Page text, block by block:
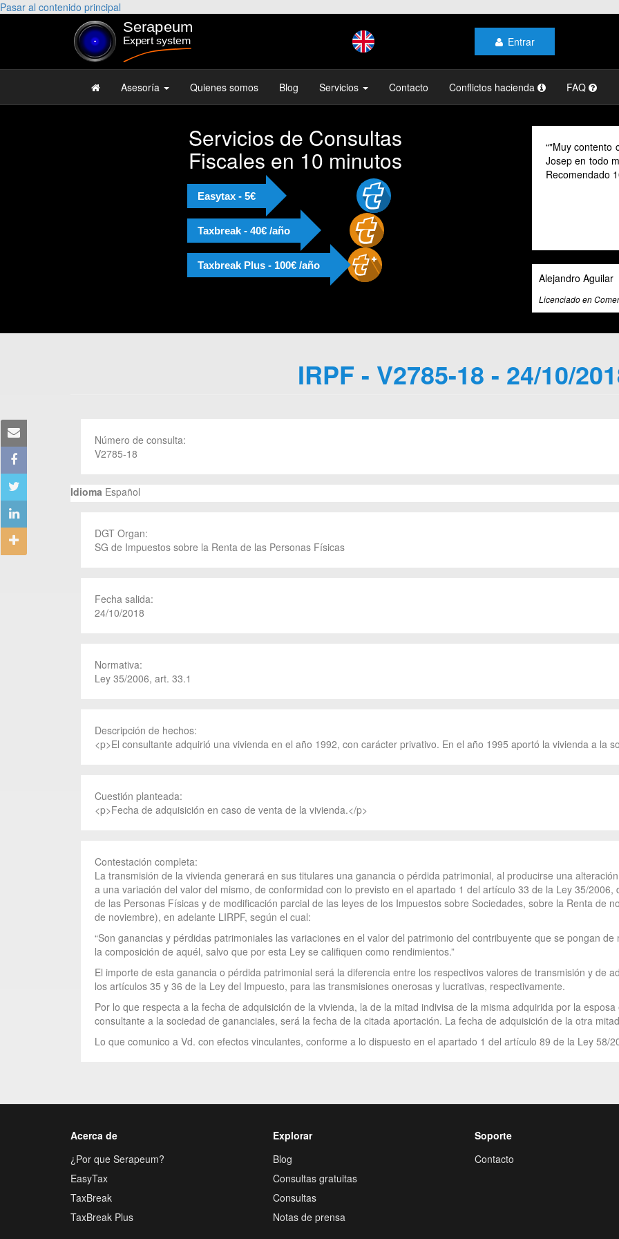
Pasar al contenido principal
Entrar
Asesoría Quienes somos Blog Servicios Contacto Conflictos hacienda FAQ
Servicios de Consultas
Fiscales en 10 minutos
Easytax - 5€
Taxbreak - 40€ /año
Taxbreak Plus - 100€ /año
"Muy contento
Josep en todo
Recomendado
Alejandro Aguilar
Licenciado en
IRPF - V2785-18 - 24/10/
Número de consulta:
V2785-18
Idioma Español
DGT Organ:
SG de Impuestos sobre la Renta de las Personas Físicas
Fecha salida:
24/10/2018
Normativa:
Ley 35/2006, art. 33.1
Descripción de hechos:
<p>El consultante adquirió una vivienda en el año 1992, con carácter privativo. En el año 1995 aportó la vivienda a la
Cuestión planteada:
<p>Fecha de adquisición en caso de venta de la vivienda.</p>
Contestación completa:
La transmisión de la vivienda generará en sus titulares una ganancia o pérdida patrimonial, al producirse una
a una variación del valor del mismo, de conformidad con lo previsto en el apartado 1 del artículo 33 de la Ley 35/
de las Personas Físicas y de modificación parcial de las leyes de los Impuestos sobre Sociedades, sobre la Renta de
de noviembre), en adelante LIRPF, según el cual:
“Son ganancias y pérdidas patrimoniales las variaciones en el valor del patrimonio del contribuyente que se pongan
la composición de aquél, salvo que por esta Ley se califiquen como rendimientos.”
El importe de esta ganancia o pérdida patrimonial será la diferencia entre los respectivos valores de transmisión y de
los artículos 35 y 36 de la Ley del Impuesto, para las transmisiones onerosas y lucrativas, respectivamente.
Por lo que respecta a la fecha de adquisición de la vivienda, la de la mitad indivisa de la misma adquirida por la
consultante a la sociedad de gananciales, será la fecha de la citada aportación. La fecha de adquisición de la otra
Lo que comunico a Vd. con efectos vinculantes, conforme a lo dispuesto en el apartado 1 del artículo 89 de la Ley 58/
Acerca de
¿Por que Serapeum?
EasyTax
TaxBreak
TaxBreak Plus
Explorar
Blog
Consultas gratuitas
Consultas
Notas de prensa
Soporte
Contacto